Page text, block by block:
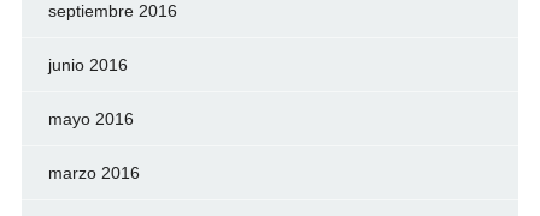
septiembre 2016
junio 2016
mayo 2016
marzo 2016